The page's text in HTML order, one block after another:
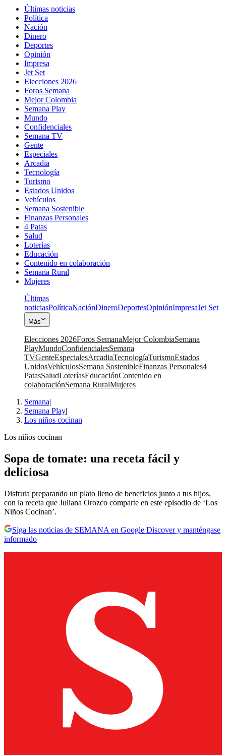
Últimas noticias
Política
Nación
Dinero
Deportes
Opinión
Impresa
Jet Set
Elecciones 2026
Foros Semana
Mejor Colombia
Semana Play
Mundo
Confidenciales
Semana TV
Gente
Especiales
Arcadia
Tecnología
Turismo
Estados Unidos
Vehículos
Semana Sostenible
Finanzas Personales
4 Patas
Salud
Loterías
Educación
Contenido en colaboración
Semana Rural
Mujeres
Últimas
noticiasPolíticaNaciónDineroDeportesOpiniónImpresaJet Set
Más
Elecciones 2026Foros SemanaMejor ColombiaSemana
PlayMundoConfidencialesSemana
TVGenteEspecialesArcadiaTecnologíaTurismoEstados
UnidosVehículosSemana SostenibleFinanzas Personales4
PatasSaludLoteríasEducaciónContenido en
colaboraciónSemana RuralMujeres
Semana|
Semana Play|
Los niños cocinan
Los niños cocinan
Sopa de tomate: una receta fácil y
deliciosa
Disfruta preparando un plato lleno de beneficios junto a tus hijos,
con la receta que Juliana Orozco comparte en este episodio de ‘Los
Niños Cocinan’.
Siga las noticias de SEMANA en Google Discover y manténgase
informado